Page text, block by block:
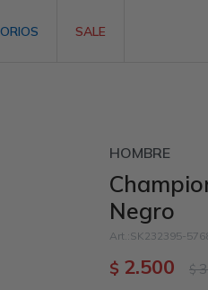
SALE
HOMBRE
Negro
SK232395-
$ 2.500 $